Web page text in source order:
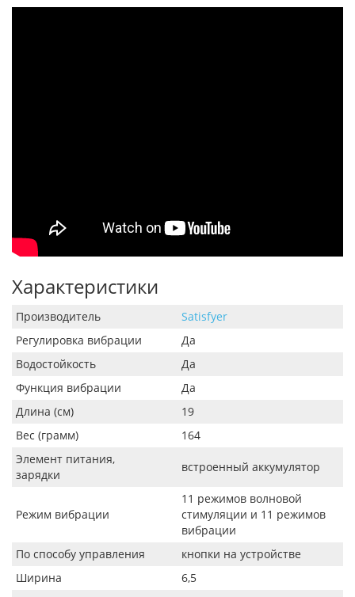
Характеристики
Производитель
Satisfyer
Регулировка вибрации
Да
Водостойкость
Да
Функция вибрации
Да
Длина (см)
19
Вес (грамм)
164
Элемент питания,
зарядки
встроенный аккумулятор
Режим вибрации
11 режимов волновой
стимуляции и 11 режимов
вибрации
По способу управления
кнопки на устройстве
Ширина
6,5